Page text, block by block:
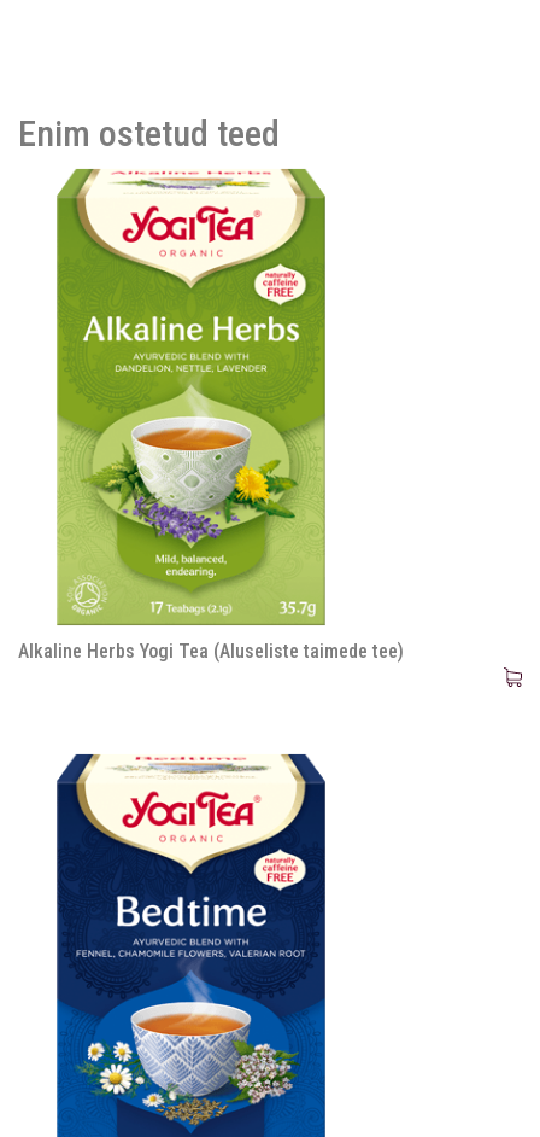
Enim ostetud teed
Alkaline Herbs Yogi Tea (Aluseliste taimede tee)